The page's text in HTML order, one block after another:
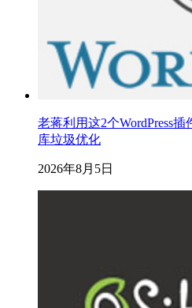
老蒋利用这2个WordPress
库垃圾优化
2026年8月5日